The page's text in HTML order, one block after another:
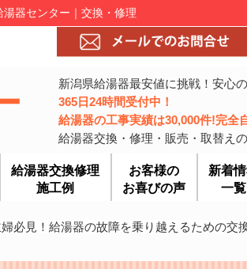
器センター｜交換・修理
新潟県給湯器最安値に挑戦！安心
365日24時間受付中！
給湯器の工事実績は30,000件!完全
給湯器交換・修理・販売・取替え
給湯器交換修理
施工例
お客様の
お喜びの声
新着
一覧
必見！給湯器の故障を乗り越えるための交